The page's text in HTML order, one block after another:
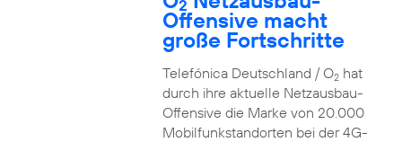
2
Offensive macht
große Fortschritte
Telefónica Deutschland / O2hat
durch ihre aktuelle Netzausbau-
Offensive die Marke von 20.000
Mobilfunkstandorten bei der 4G-